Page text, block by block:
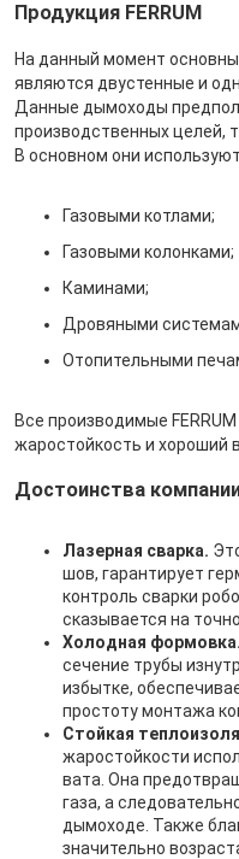
Продукция FERRUM
На данный момент
являются двустенные и
Данные дымоходы
производственных целей,
В основном они
Газовыми котлами;
Газовыми колонками;
Каминами;
Дровяными
Отопительными
Все производимые
жаростойкость и хороший
Достоинства
Лазерная сварка.
шов, гарантирует
контроль сварки
сказывается на
Холодная формовка.
сечение трубы
избытке,
простоту монтажа
Стойкая
жаростойкости
вата. Она
газа, а
дымоходе. Также
значительно